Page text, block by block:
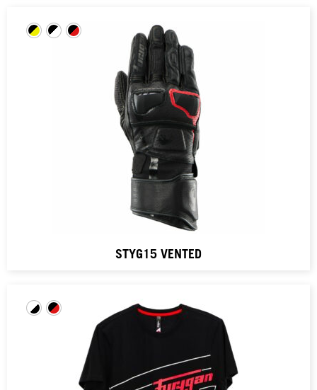
STYG15 VENTED